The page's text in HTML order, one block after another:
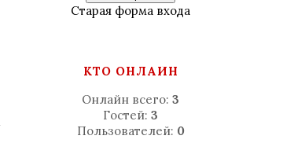
Старая форма входа
КТО ОНЛАЙН
Онлайн всего: 3
Гостей: 3
Пользователей: 0